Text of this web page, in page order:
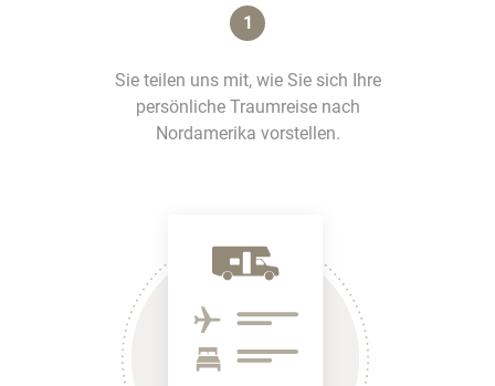
1
Sie teilen uns mit, wie Sie sich Ihre
persönliche Traumreise nach
Nordamerika vorstellen.